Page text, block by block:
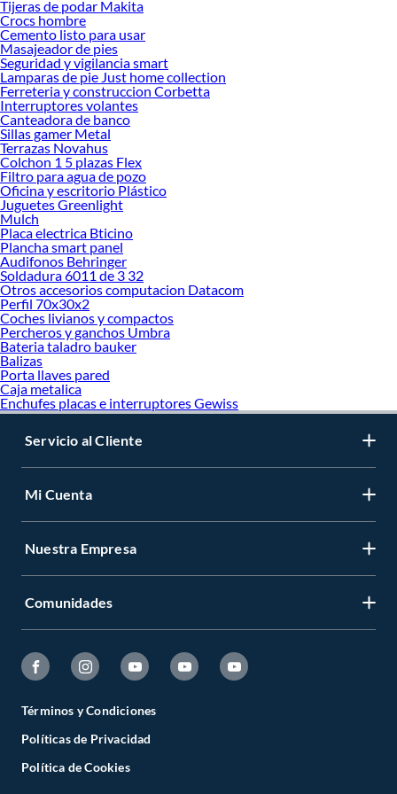
Encuentra todo lo necesario para tus proyectos de renovación y decoración.
¡Visítanos y haz tus ideas realidad!
Tijeras de podar Makita
Crocs hombre
Cemento listo para usar
Masajeador de pies
Seguridad y vigilancia smart
Lamparas de pie Just home collection
Ferreteria y construccion Corbetta
Interruptores volantes
Canteadora de banco
Sillas gamer Metal
Terrazas Novahus
Colchon 1 5 plazas Flex
Filtro para agua de pozo
Oficina y escritorio Plástico
Juguetes Greenlight
Mulch
Placa electrica Bticino
Plancha smart panel
Audifonos Behringer
Soldadura 6011 de 3 32
Otros accesorios computacion Datacom
Perfil 70x30x2
Coches livianos y compactos
Percheros y ganchos Umbra
Bateria taladro bauker
Balizas
Porta llaves pared
Caja metalica
Enchufes placas e interruptores Gewiss
Servicio al Cliente
Mi Cuenta
Nuestra Empresa
Comunidades
Términos y Condiciones
Políticas de Privacidad
Política de Cookies